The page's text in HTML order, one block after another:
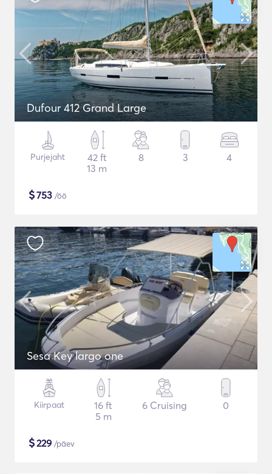
Dufour 412 Grand Large
Purjejaht
42 ft
13 m
8 3 4
$753 /öö
Sesa Key largo one
Kiirpaat
16 ft
5 m
6 Cruising 0
$229 /päev